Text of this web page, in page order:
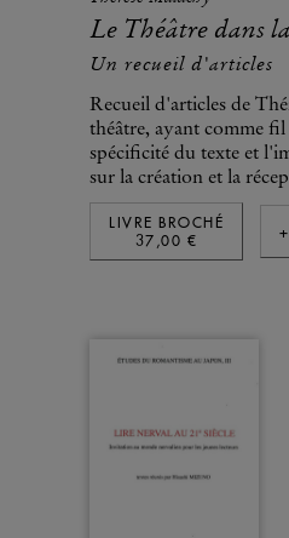
Le Théâtre dans
Un recueil d'articles
Recueil d'articles de
théâtre, ayant comme
spécificité du texte et
sur la création et la
LIVRE BROCHÉ
37,00 €